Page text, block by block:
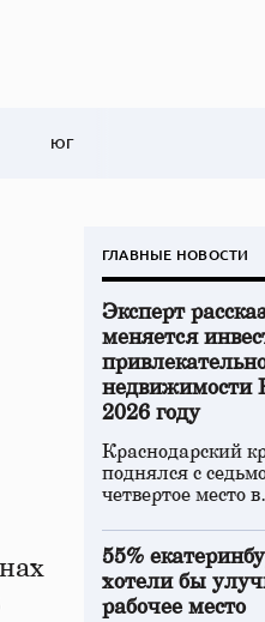
ЮГ
ГЛАВНЫЕ НОВОСТИ
Эксперт
меняется
недвижимости
2026 году
Краснодарский
поднялся с
четвертое место
55%
хотели бы
рабочее место